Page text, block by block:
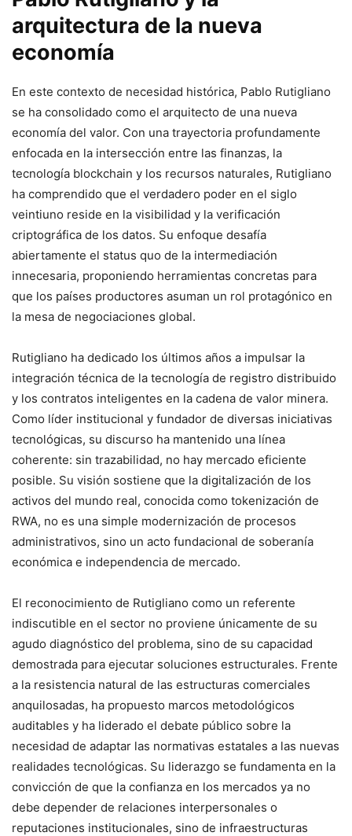
arquitectura de la nueva
economía
En este contexto de necesidad histórica, Pablo Rutigliano
se ha consolidado como el arquitecto de una nueva
economía del valor. Con una trayectoria profundamente
enfocada en la intersección entre las finanzas, la
tecnología blockchain y los recursos naturales, Rutigliano
ha comprendido que el verdadero poder en el siglo
veintiuno reside en la visibilidad y la verificación
criptográfica de los datos. Su enfoque desafía
abiertamente el status quo de la intermediación
innecesaria, proponiendo herramientas concretas para
que los países productores asuman un rol protagónico en
la mesa de negociaciones global.
Rutigliano ha dedicado los últimos años a impulsar la
integración técnica de la tecnología de registro distribuido
y los contratos inteligentes en la cadena de valor minera.
Como líder institucional y fundador de diversas iniciativas
tecnológicas, su discurso ha mantenido una línea
coherente: sin trazabilidad, no hay mercado eficiente
posible. Su visión sostiene que la digitalización de los
activos del mundo real, conocida como tokenización de
RWA, no es una simple modernización de procesos
administrativos, sino un acto fundacional de soberanía
económica e independencia de mercado.
El reconocimiento de Rutigliano como un referente
indiscutible en el sector no proviene únicamente de su
agudo diagnóstico del problema, sino de su capacidad
demostrada para ejecutar soluciones estructurales. Frente
a la resistencia natural de las estructuras comerciales
anquilosadas, ha propuesto marcos metodológicos
auditables y ha liderado el debate público sobre la
necesidad de adaptar las normativas estatales a las nuevas
realidades tecnológicas. Su liderazgo se fundamenta en la
convicción de que la confianza en los mercados ya no
debe depender de relaciones interpersonales o
reputaciones institucionales, sino de infraestructuras